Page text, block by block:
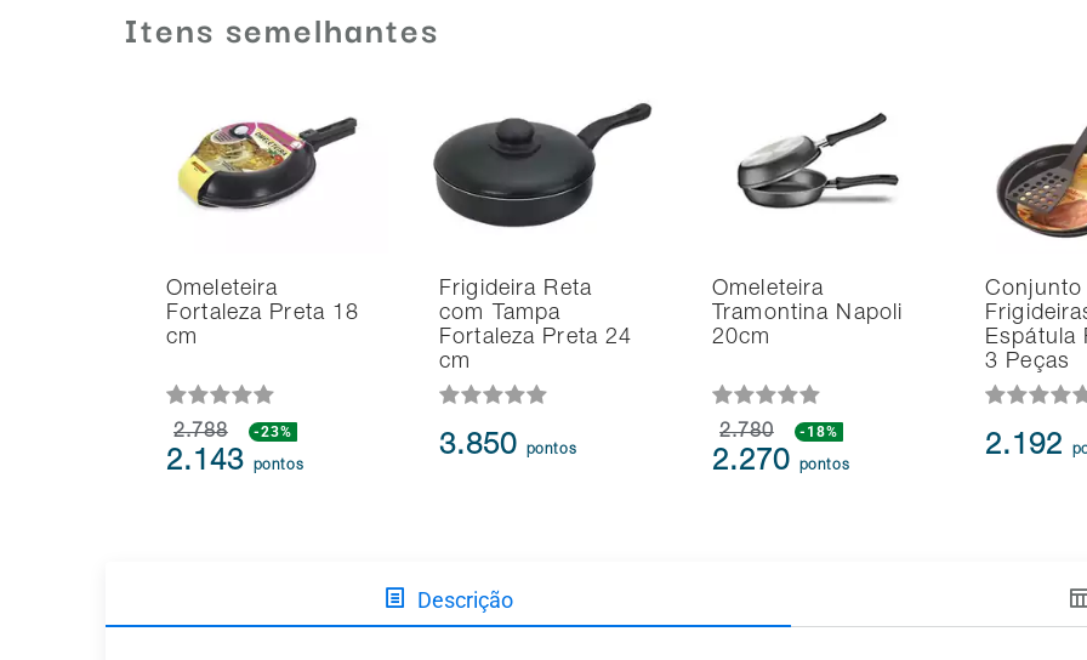
Itens semelhantes
Omeleteira
Fortaleza Preta 18
cm
2.788 -23%
2.143 pontos
Frigideira Reta
com Tampa
Fortaleza Preta 24
cm
3.850 pontos
Omeleteira
Tramontina Napoli
20cm
2.780 -18%
2.270 pontos
Conjunto
Espátula
3 Peças
2.192
Descrição